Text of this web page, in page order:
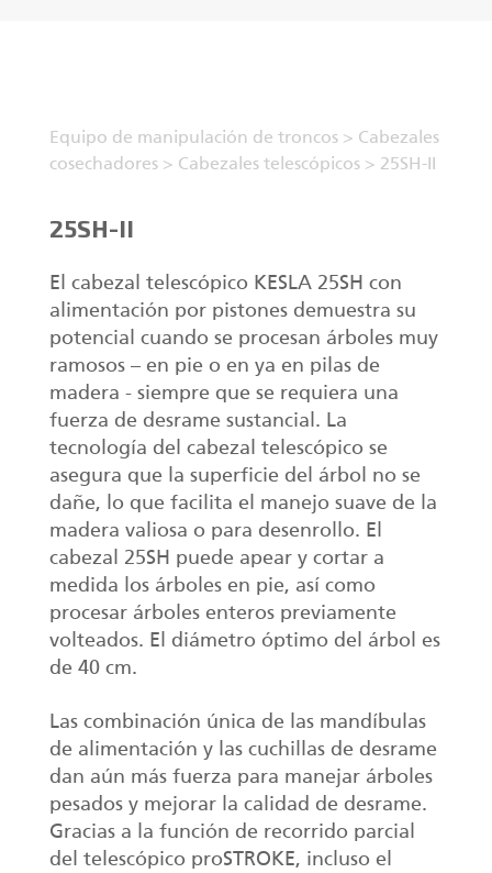
Equipo de manipulación de troncos > Cabezales
cosechadores > Cabezales telescópicos > 25SH-II
25SH-II
El cabezal telescópico KESLA 25SH con
alimentación por pistones demuestra su
potencial cuando se procesan árboles muy
ramosos – en pie o en ya en pilas de
madera - siempre que se requiera una
fuerza de desrame sustancial. La
tecnología del cabezal telescópico se
asegura que la superficie del árbol no se
dañe, lo que facilita el manejo suave de la
madera valiosa o para desenrollo. El
cabezal 25SH puede apear y cortar a
medida los árboles en pie, así como
procesar árboles enteros previamente
volteados. El diámetro óptimo del árbol es
de 40 cm.
Las combinación única de las mandíbulas
de alimentación y las cuchillas de desrame
dan aún más fuerza para manejar árboles
pesados y mejorar la calidad de desrame.
Gracias a la función de recorrido parcial
del telescópico proSTROKE, incluso el